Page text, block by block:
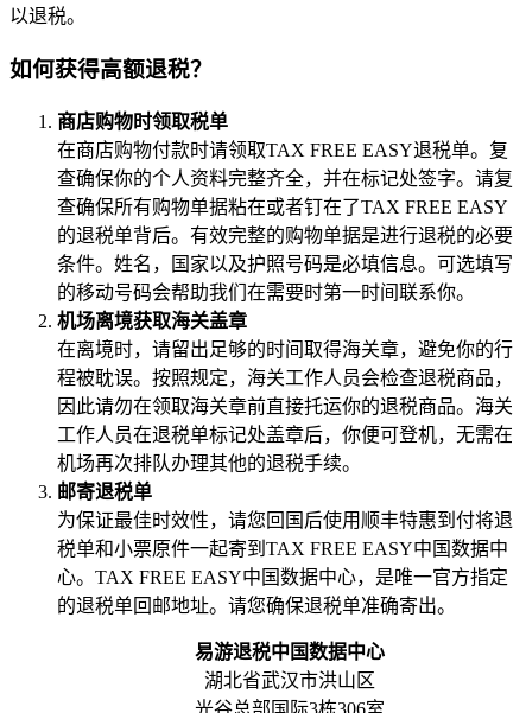
以退税。
如何获得高额退税？
商店购物时领取税单
在商店购物付款时请领取TAX FREE EASY退税单。复
查确保你的个人资料完整齐全，并在标记处签字。请复
查确保所有购物单据粘在或者钉在了TAX FREE EASY
的退税单背后。有效完整的购物单据是进行退税的必要
条件。姓名，国家以及护照号码是必填信息。可选填写
的移动号码会帮助我们在需要时第一时间联系你。
机场离境获取海关盖章
在离境时，请留出足够的时间取得海关章，避免你的行
程被耽误。按照规定，海关工作人员会检查退税商品，
因此请勿在领取海关章前直接托运你的退税商品。海关
工作人员在退税单标记处盖章后，你便可登机，无需在
机场再次排队办理其他的退税手续。
邮寄退税单
为保证最佳时效性，请您回国后使用顺丰特惠到付将退
税单和小票原件一起寄到TAX FREE EASY中国数据中
心。TAX FREE EASY中国数据中心，是唯一官方指定
的退税单回邮地址。请您确保退税单准确寄出。
易游退税中国数据中心
湖北省武汉市洪山区
光谷总部国际3栋306室